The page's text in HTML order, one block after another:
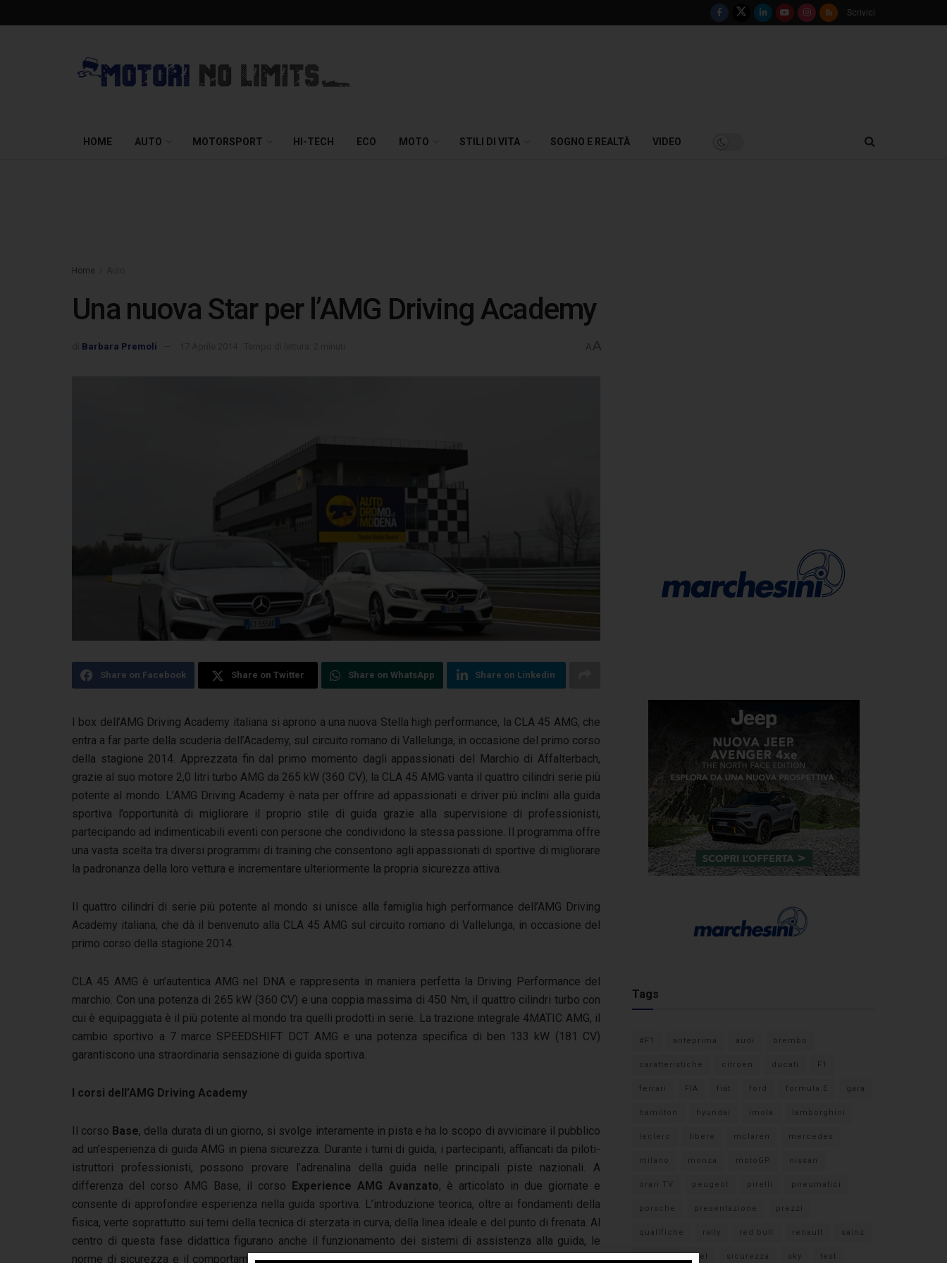
Scrivici
HOME AUTO MOTORSPORT HI-TECH ECO MOTO STILI DI VITA SOGNO E REALTÀ VIDEO
Home
Una nuova Star per l’AMG Driving Academy
Barbara Premoli A A
Share on Facebook Share on Twitter Share on WhatsApp Share on Linkedin
I box dell’AMG Driving Academy italiana si aprono a una nuova Stella high performance, la CLA 45 AMG, che
entra a far parte della scuderia dell’Academy, sul circuito romano di Vallelunga, in occasione del primo corso
della stagione 2014. Apprezzata fin dal primo momento dagli appassionati del Marchio di Affalterbach,
grazie al suo motore 2,0 litri turbo AMG da 265 kW (360 CV), la CLA 45 AMG vanta il quattro cilindri serie più
potente al mondo. L’AMG Driving Academy è nata per offrire ad appassionati e driver più inclini alla guida
sportiva l’opportunità di migliorare il proprio stile di guida grazie alla supervisione di professionisti,
partecipando ad indimenticabili eventi con persone che condividono la stessa passione. Il programma offre
una vasta scelta tra diversi programmi di training che consentono agli appassionati di sportive di migliorare
la padronanza della loro vettura e incrementare ulteriormente la propria sicurezza attiva.
Il quattro cilindri di serie più potente al mondo si unisce alla famiglia high performance dell’AMG Driving
Academy italiana, che dà il benvenuto alla CLA 45 AMG sul circuito romano di Vallelunga, in occasione del
primo corso della stagione 2014.
CLA 45 AMG è un’autentica AMG nel DNA e rappresenta in maniera perfetta la Driving Performance del
marchio. Con una potenza di 265 kW (360 CV) e una coppia massima di 450 Nm, il quattro cilindri turbo con
cui è equipaggiata è il più potente al mondo tra quelli prodotti in serie. La trazione integrale 4MATIC AMG, il
cambio sportivo a 7 marce SPEEDSHIFT DCT AMG e una potenza specifica di ben 133 kW (181 CV)
garantiscono una straordinaria sensazione di guida sportiva.
I corsi dell’AMG Driving Academy
Il corso Base, della durata di un giorno, si svolge interamente in pista e ha lo scopo di avvicinare il pubblico
ad un’esperienza di guida AMG in piena sicurezza. Durante i turni di guida, i partecipanti, affiancati da piloti-
istruttori professionisti, possono provare l’adrenalina della guida nelle principali piste nazionali. A
differenza del corso AMG Base, il corso Experience AMG Avanzato, è articolato in due giornate e
consente di approfondire esperienza nella guida sportiva. L’introduzione teorica, oltre ai fondamenti della
fisica, verte soprattutto sui temi della tecnica di sterzata in curva, della linea ideale e del punto di frenata. Al
centro di questa fase didattica figurano anche il funzionamento dei sistemi di assistenza alla guida, le
norme di sicurezza e il comportamento idoneo per garantire uno svolgimento sicuro del training. Il corso
Tags
#F1 anteprima audi brembo
caratteristiche citroen ducati F1
ferrari FIA fiat ford formula E gara
hamilton hyundai imola lamborghini
leclerc libere mclaren mercedes
milano monza motoGP nissan
orari TV peugeot pirelli pneumatici
porsche presentazione prezzi
qualifiche rally red bull renault sainz
sebastian vettel sicurezza sky test